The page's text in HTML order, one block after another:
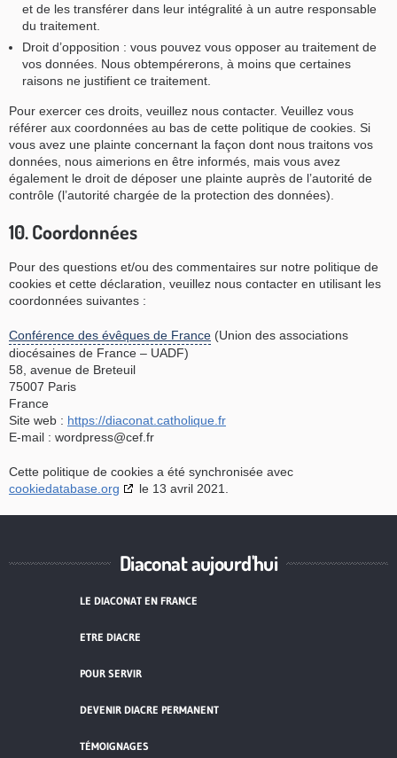
et de les transférer dans leur intégralité à un autre responsable
du traitement.
Droit d’opposition : vous pouvez vous opposer au traitement de
vos données. Nous obtempérerons, à moins que certaines
raisons ne justifient ce traitement.
Pour exercer ces droits, veuillez nous contacter. Veuillez vous
référer aux coordonnées au bas de cette politique de cookies. Si
vous avez une plainte concernant la façon dont nous traitons vos
données, nous aimerions en être informés, mais vous avez
également le droit de déposer une plainte auprès de l’autorité de
contrôle (l’autorité chargée de la protection des données).
10. Coordonnées
Pour des questions et/ou des commentaires sur notre politique de
cookies et cette déclaration, veuillez nous contacter en utilisant les
coordonnées suivantes :
Conférence des évêques de France (Union des associations
diocésaines de France – UADF)
58, avenue de Breteuil
75007 Paris
France
Site web : https://diaconat.catholique.fr
E-mail : rf.fec@sserpdrow
Cette politique de cookies a été synchronisée avec
cookiedatabase.org
le 13 avril 2021.
Diaconat aujourd'hui
LE DIACONAT EN FRANCE
ETRE DIACRE
POUR SERVIR
DEVENIR DIACRE PERMANENT
TÉMOIGNAGES